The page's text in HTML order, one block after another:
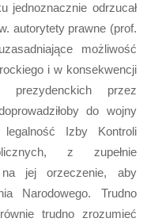
jednoznacznie odrzucał
autorytety prawne (prof.
możliwość
i w konsekwencji
prezydenckich przez
do wojny
Izby Kontroli
z zupełnie
na jej orzeczenie, aby
Narodowego. Trudno
trudno zrozumieć